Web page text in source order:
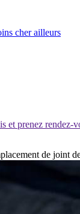
cher ailleurs
et prenez rendez-
de joint